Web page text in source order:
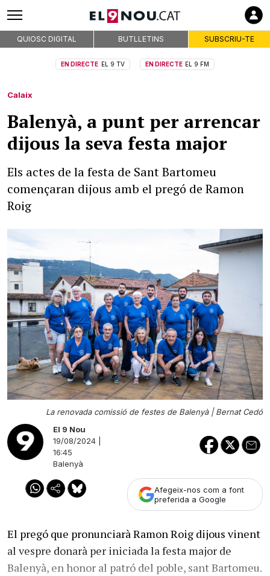
QUIOSC DIGITAL BUTLLETINS SUBSCRIU-TE
EN DIRECTE EL 9 TV EN DIRECTE EL 9 FM
Calaix
Balenyà, a punt per arrencar
dijous la seva festa major
Els actes de la festa de Sant Bartomeu
començaran dijous amb el pregó de Ramon
Roig
La renovada comissió de festes de Balenyà |Bernat Cedó
El 9 Nou
19/08/2024 |
16:45
Balenyà
Afegeix-nos com a font
preferida a Google
El pregó que pronunciarà Ramon Roig dijous vinent
al vespre donarà per iniciada la festa major de
Balenyà, en honor al patró del poble, sant Bartomeu.